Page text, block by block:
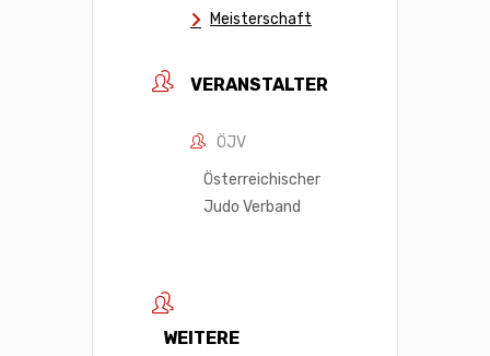
Meisterschaft
VERANSTALTER
ÖJV
Österreichischer
Judo Verband
WEITERE